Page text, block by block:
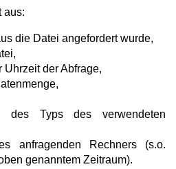
aus:
die Datei angefordert wurde,
Uhrzeit der Abfrage,
des Typs des verwendeten
anfragenden Rechners (s.o.
genanntem Zeitraum).